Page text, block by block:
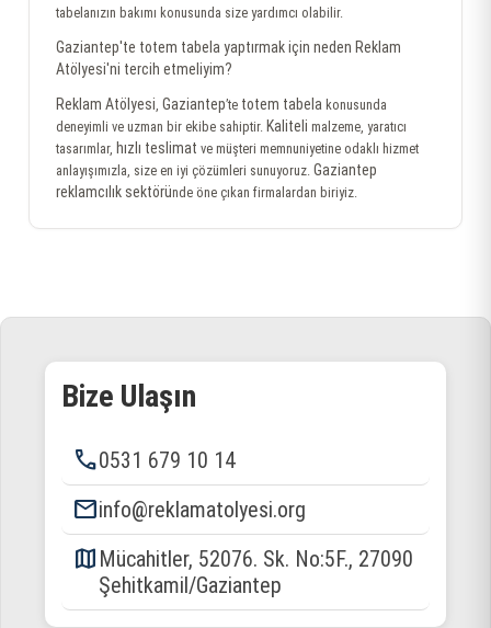
tabelanızın bakımı konusunda size yardımcı olabilir.
Gaziantep'te totem tabela yaptırmak için neden Reklam
Atölyesi'ni tercih etmeliyim?
Reklam Atölyesi, Gaziantep’te totem tabela konusunda
deneyimli ve uzman bir ekibe sahiptir. Kaliteli malzeme, yaratıcı
tasarımlar, hızlı teslimat ve müşteri memnuniyetine odaklı hizmet
anlayışımızla, size en iyi çözümleri sunuyoruz. Gaziantep
reklamcılık sektöründe öne çıkan firmalardan biriyiz.
Bize Ulaşın
phone0531 679 10 14
emailinfo@reklamatolyesi.org
map Mücahitler, 52076. Sk. No:5F., 27090
Şehitkamil/Gaziantep